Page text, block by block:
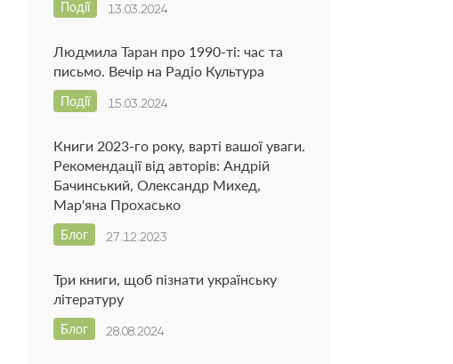
13.03.2024
Події
Людмила Таран про 1990-ті: час та
письмо. Вечір на Радіо Культура
15.03.2024
Події
Книги 2023-го року, варті вашої уваги.
Рекомендації від авторів: Андрій
Бачинський, Олександр Михед,
Мар'яна Прохасько
27.12.2023
Блог
Три книги, щоб пізнати українську
літературу
28.08.2024
Блог